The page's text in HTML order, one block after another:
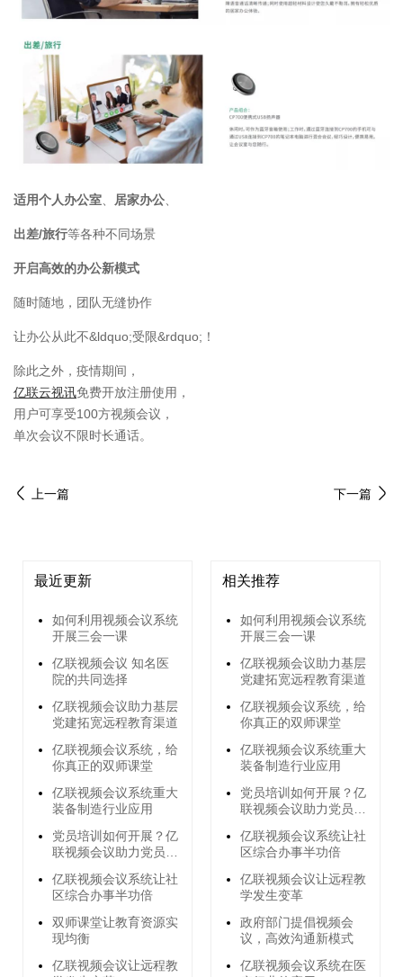
适用个人办公室、 居家办公、
出差/旅行等各种不同场景
开启高效的办公新模式
随时随地，团队无缝协作
让办公从此不&ldquo;受限&rdquo;！
除此之外，疫情期间，
亿联云视讯免费开放注册使用，
用户可享受100方视频会议，
单次会议不限时长通话。
上一篇 下一篇
最近更新
如何利用视频会议系统
开展三会一课
亿联视频会议 知名医
院的共同选择
亿联视频会议助力基层
党建拓宽远程教育渠道
亿联视频会议系统，给
你真正的双师课堂
亿联视频会议系统重大
装备制造行业应用
党员培训如何开展？亿
联视频会议助力党员远
亿联视频会议系统让社
区综合办事半功倍
双师课堂让教育资源实
现均衡
亿联视频会议让远程教
相关推荐
如何利用视频会议系统
开展三会一课
亿联视频会议助力基层
党建拓宽远程教育渠道
亿联视频会议系统，给
你真正的双师课堂
亿联视频会议系统重大
装备制造行业应用
党员培训如何开展？亿
联视频会议助力党员远
亿联视频会议系统让社
区综合办事半功倍
亿联视频会议让远程教
学发生变革
政府部门提倡视频会
议，高效沟通新模式
亿联视频会议系统在医